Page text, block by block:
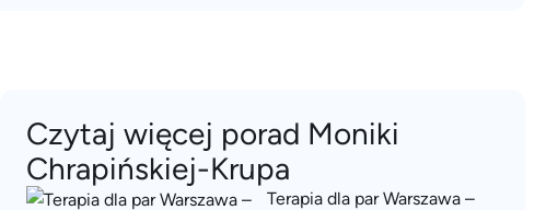
Czytaj więcej porad Moniki
Chrapińskiej-Krupa
Terapia dla par Warszawa –